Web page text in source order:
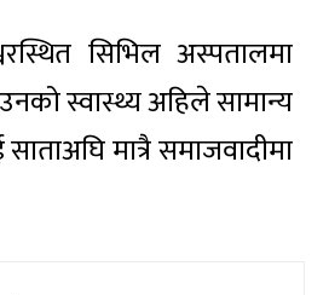
सिभिल अस्पतालमा
स्वास्थ्य अहिले सामान्य
मात्रै समाजवादीमा